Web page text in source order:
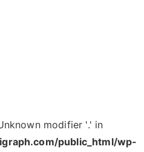
modifier '.' in
public_html/wp-